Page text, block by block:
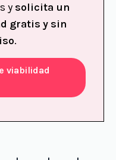
y solicita un
gratis y sin
.
viabilidad